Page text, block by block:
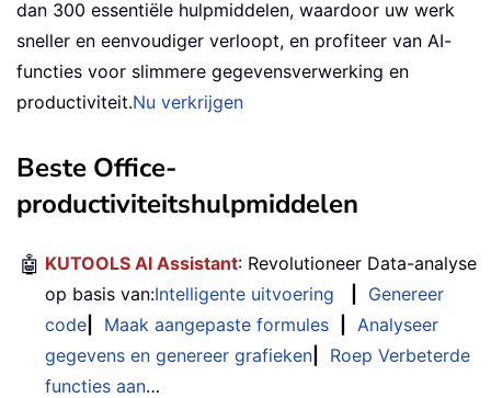
dan 300 essentiële hulpmiddelen, waardoor uw werk
sneller en eenvoudiger verloopt, en profiteer van AI-
functies voor slimmere gegevensverwerking en
productiviteit.Nu verkrijgen
Beste Office-
productiviteitshulpmiddelen
🤖 KUTOOLS AI Assistant: Revolutioneer Data-analyse
op basis van:Intelligente uitvoering
Genereer
code
Maak aangepaste formules
Analyseer
gegevens en genereer grafieken
Roep Verbeterde
functies aan…